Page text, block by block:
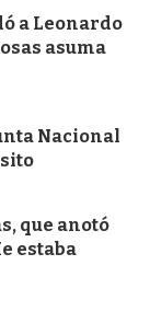
a Leonardo
asuma
Nacional
que anotó
estaba